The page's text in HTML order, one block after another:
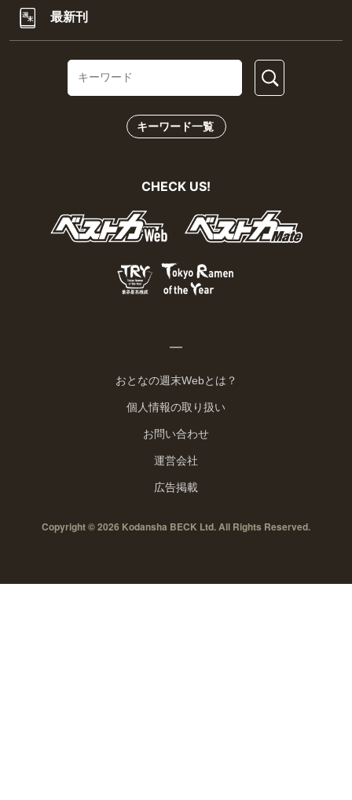
最新刊
キーワード一覧
CHECK US!
おとなの週末Webとは？
個人情報の取り扱い
お問い合わせ
運営会社
広告掲載
Copyright © 2026 Kodansha BECK Ltd. All Rights Reserved.